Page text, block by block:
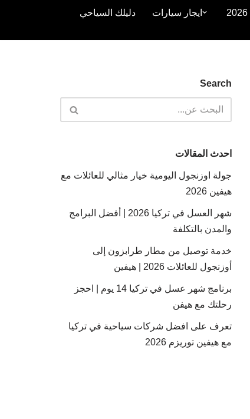
ايجار سيارات
دليلك السياحي
Search
احدث المقالات
جولة اوزنجول اليومية خيار مثالي للعائلات مع
هيفين 2026
شهر العسل في تركيا 2026 | أفضل البرامج
والمدن بالتكلفة
خدمة توصيل من مطار طرابزون إلى
أوزنجول للعائلات 2026 | هيفين
برنامج شهر عسل في تركيا 14 يوم | احجز
رحلتك مع هيفن
تعرف على افضل شركات سياحية في تركيا
مع هيفين توريزم 2026